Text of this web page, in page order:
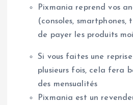
Pixmania reprend vos
(consoles,
de payer les produits
Si vous faites une
plusieurs fois, cela fera
des mensualités
Pixmania est un